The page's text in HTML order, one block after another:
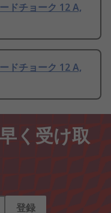
ドチョーク 12 A,
ドチョーク 12 A,
く受け取
登録